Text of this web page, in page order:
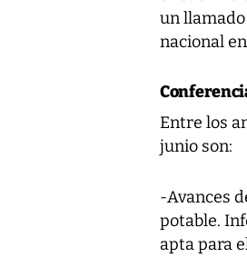
un
nacional
Entre los
junio son:
-Avances
potable.
apta para